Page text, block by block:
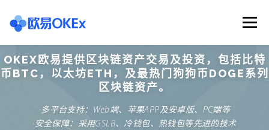
content
Menu
欧意交易所 关于欧意OKX 欧意APP下载
欧意注册网址 欧意交易下载 欧意团队
OKEX欧易提供区块链资产交易及投资，包括比特
币BTC，以太坊ETH，及最热门狗狗币DOGE系列
区块链资产。
·多平台支持：Web端、苹果APP及安卓版、PC端等
·安全保障：采用GSLB、冷钱包、热钱包等先进的技术